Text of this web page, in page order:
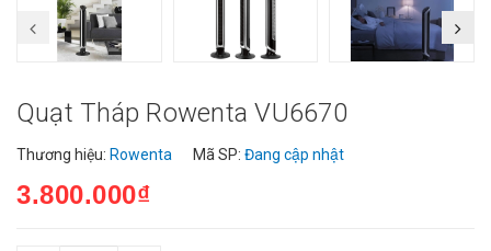
Quạt Tháp Rowenta VU6670
Thương hiệu: Rowenta Mã SP: Đang cập nhật
3.800.000₫